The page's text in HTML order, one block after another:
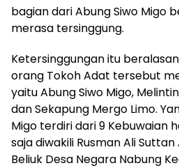
bagian dari Abung Siwo Migo
merasa tersinggung.
Ketersinggungan itu
orang Tokoh Adat tersebut
yaitu Abung Siwo Migo,
dan Sekapung Mergo Limo.
Migo terdiri dari 9 Kebuwaian
saja diwakili Rusman Ali
Beliuk Desa Negara Nabung